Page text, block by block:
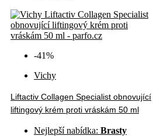
-41%
Vichy
Liftactiv Collagen Specialist obnovující
liftingový krém proti vráskám 50 ml
Nejlepší nabídka: Brasty